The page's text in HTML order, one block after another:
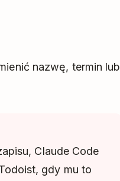
nazwę, termin lub
Claude Code
gdy mu to